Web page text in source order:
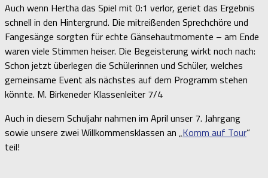
Auch wenn Hertha das Spiel mit 0:1 verlor, geriet das Ergebnis
schnell in den Hintergrund. Die mitreißenden Sprechchöre und
Fangesänge sorgten für echte Gänsehautmomente – am Ende
waren viele Stimmen heiser. Die Begeisterung wirkt noch nach:
Schon jetzt überlegen die Schülerinnen und Schüler, welches
gemeinsame Event als nächstes auf dem Programm stehen
könnte. M. Birkeneder Klassenleiter 7/4
Auch in diesem Schuljahr nahmen im April unser 7. Jahrgang
sowie unsere zwei Willkommensklassen an „Komm auf Tour“
teil!